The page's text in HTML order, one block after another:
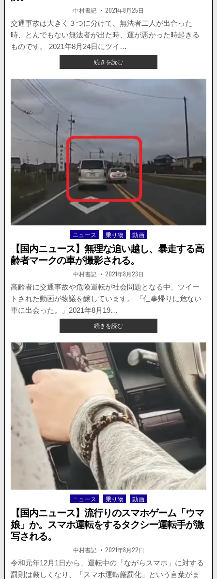
す
る
ド
ラ
コ
が
公
開
さ
著
者:
中村書記 掲
載
日：
2021年8月25日
交通事故は大きく３つに分けて、無法者二人が出合った
時、とんでもない無法者が出た時、運が悪かった時起きる
ものです。 2021年8月24日にツイ…
続きを読む【国
内
ニ
い
め
ぎ
合
い。
ど
う
も
割
り
込
み
た
い
車
と
り
た
く
な
い
車
の
攻
防。
Posted
in
ニュース 乗り物 動画
【国内ニュース】無理な追い越し、暴走する高
齢者マークの車が撮影される。
著
者:
中村書記 掲
載
日：
2021年8月23日
高齢者に交通事故や危険運転が社会問題となる中、ツイー
トされた動画が物議を醸しています。 「仕事帰りに危ない
車に出会った。」2021年8月19…
続きを読む【国
内
ニ
ー
ス】
無
理
な
追
い
越
し、
暴
走
す
る
高
齢
者
マ
ー
ク
車
が
撮
影
Posted
in
ニュース 乗り物 動画
【国内ニュース】流行りのスマホゲーム「ウマ
娘」か。スマホ運転をするタクシー運転手が激
写される。
著
者:
中村書記 掲
載
日：
2021年8月22日
令和元年12月1日から、運転中の「ながらスマホ」に対する
罰則は厳しくなり、「スマホ運転厳罰化」という言葉がま